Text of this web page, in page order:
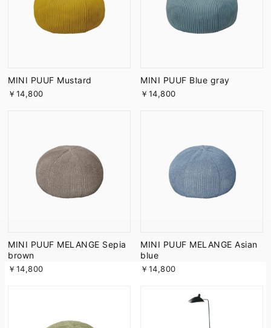
MINI PUUF Mustard
￥14,800
MINI PUUF Blue gray
￥14,800
MINI PUUF MELANGE Sepia
brown
￥14,800
MINI PUUF MELANGE Asian
blue
￥14,800